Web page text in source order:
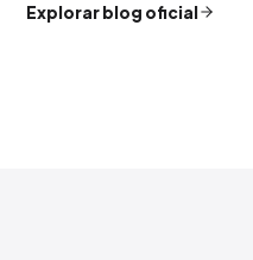
Explorar blog oficial